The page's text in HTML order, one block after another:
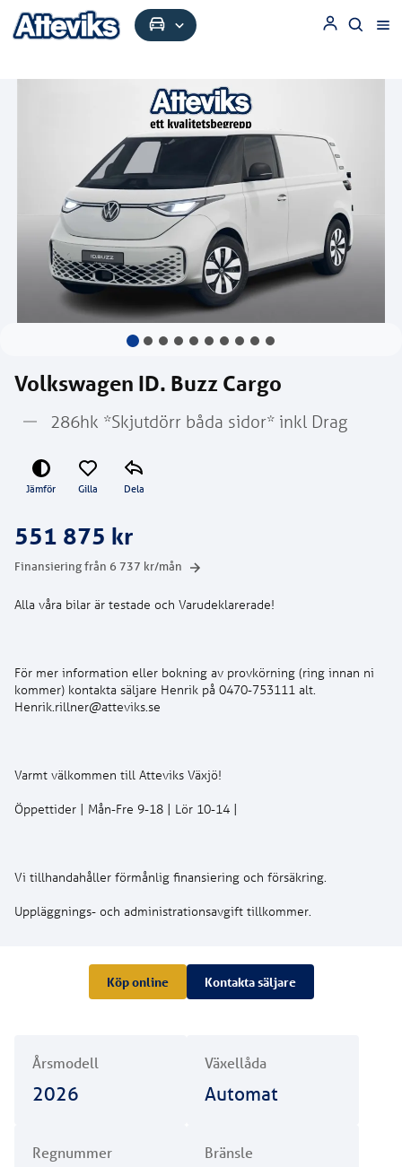
Volkswagen ID. Buzz Cargo
286hk *Skjutdörr båda sidor* inkl Drag
Jämför Gilla Dela
551 875 kr
Finansiering från 6 737 kr/mån
För mer information eller bokning av provkörning (ring innan ni
kommer) kontakta säljare Henrik på 0470-753111 alt.
Uppläggnings- och administrationsavgift tillkommer.
Köp online Kontakta säljare
Årsmodell
2026
Växellåda
Automat
Regnummer Bränsle